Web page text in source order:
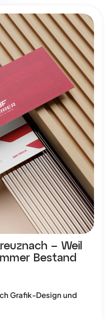
– Weil
Bestand
Grafik-Design und